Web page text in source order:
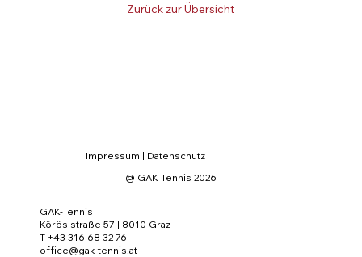
Zurück zur Übersicht
GAK-Tennis
Körösistraße 57 | 8010 Graz
T +43 316 68 32 76
office@gak-tennis.at
Impressum | Datenschutz
@ GAK Tennis 2026